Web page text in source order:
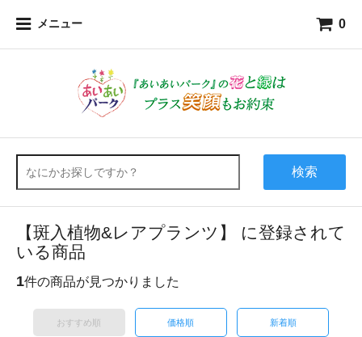
メニュー 0
検索
【斑入植物&レアプランツ】 に登録されて
いる商品
1件の商品が見つかりました
おすすめ順 価格順 新着順